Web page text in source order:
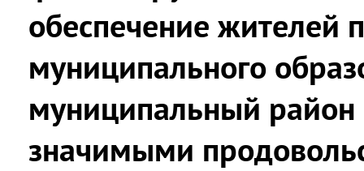
обеспечение жителей
муниципального
муниципальный район
значимыми